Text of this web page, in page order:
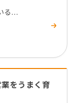
る…
をうまく育